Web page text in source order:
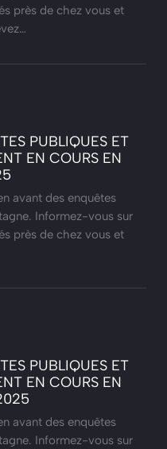
près de chez vous et
PUBLIQUES ET
EN COURS EN
avant des enquêtes
Informez-vous sur
près de chez vous et
PUBLIQUES ET
EN COURS EN
avant des enquêtes
Informez-vous sur